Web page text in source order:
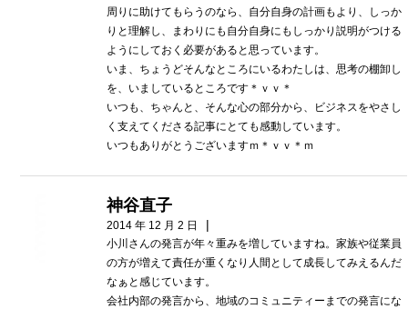
周りに助けてもらうのなら、自分自身の計画もより、しっか
りと理解し、まわりにも自分自身にもしっかり説明がつける
ようにしておく必要があると思っています。
いま、ちょうどそんなところにいるわたしは、思考の棚卸し
を、いましているところです＊ｖｖ＊
いつも、ちゃんと、そんな心の部分から、ビジネスをやさし
く支えてくださる記事にとても感動しています。
いつもありがとうございますｍ＊ｖｖ＊ｍ
神谷直子
2014 年 12 月 2 日 |
小川さんの発言が年々重みを増していますね。家族や従業員
の方が増えて責任が重くなり人間として成長してみえるんだ
なぁと感じています。
会社内部の発言から、地域のコミュニティーまでの発言にな